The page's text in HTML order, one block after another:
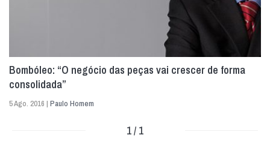
Bombóleo: “O negócio das peças vai crescer de forma
consolidada”
5 Ago. 2016 | Paulo Homem
1 / 1